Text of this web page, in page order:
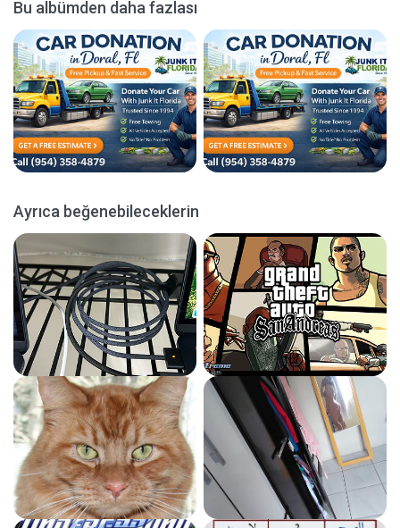
Bu albümden daha fazlası
Ayrıca beğenebileceklerin